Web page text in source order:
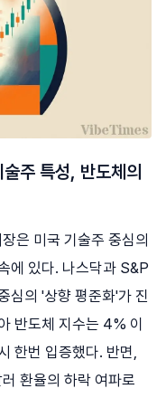
주 특성, 반도체의
은 미국 기술주 중심의
에 있다. 나스닥과 S&P
심의 '상향 평준화'가 진
반도체 지수는 4% 이
한번 입증했다. 반면,
환율의 하락 여파로